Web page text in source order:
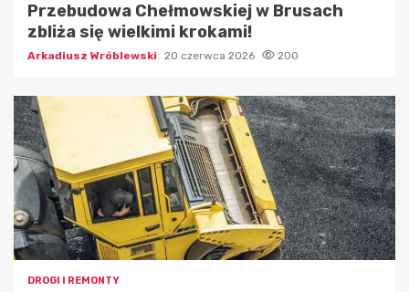
Przebudowa Chełmowskiej w Brusach
zbliża się wielkimi krokami!
Arkadiusz Wróblewski 20 czerwca 2026 200
DROGI I REMONTY